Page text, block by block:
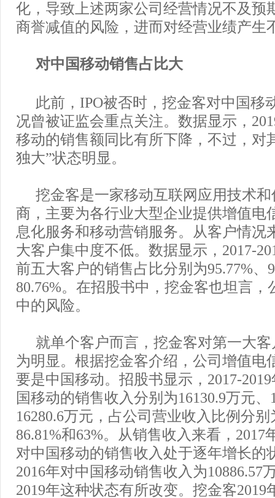
化，导致上述两家公司经营情况不及预
商誉减值的风险，进而对经营业绩产生
对中国移动销售占比大
此前，IPO被否时，挖金客对中国移
况曾被证监会重点关注。数据显示，
移动的销售额同比有所下降，不过，对
独大”状态明显。
挖金客是一家移动互联网应用技术
商，主要为各行业大型企业提供增值电
息化服务和移动营销服务。从客户情况
大客户集中度不低。数据显示，2017-
前五大客户的销售占比分别为95.77%、
80.76%。在招股书中，挖金客也坦言，
中的风险。
就单个客户而言，挖金客对第一大
为明显。根据挖金客介绍，公司增值电
要是中国移动。招股书显示，2017-
国移动的销售收入分别为16130.9万元、
16280.6万元，占公司营业收入比例分别
86.81%和63%。从销售收入来看，2017
对中国移动的销售收入处于逐年增长的
2016年对中国移动销售收入为10886.57
2019年这种状态有所改变。挖金客2019